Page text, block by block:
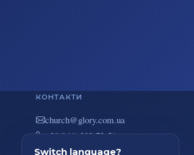
КОНТАКТИ
au.moc.yrolg@hcruhc
+38(044) 383-73-51
вул. В. Покотила 7/2, Київ
Switch language?